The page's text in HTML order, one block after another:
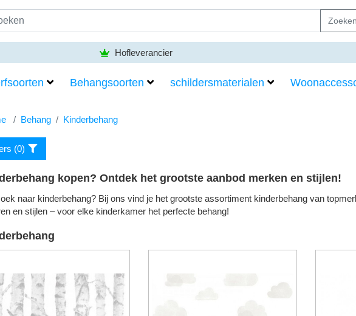
Zoeken
Hofleverancier
Behangsoorten schildersmaterialen
Behang Kinderbehang
(0)
kopen? Ontdek het grootste aanbod merken en stijlen!
naar kinderbehang? Bij ons vind je het grootste assortiment kinderbehang van
en stijlen – voor elke kinderkamer het perfecte behang!